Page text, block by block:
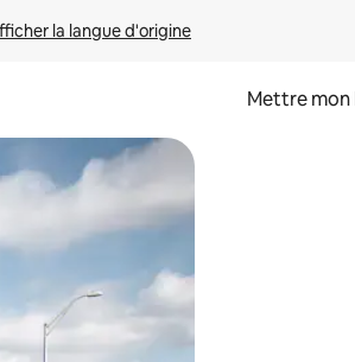
la langue d'origine
Mettre mon